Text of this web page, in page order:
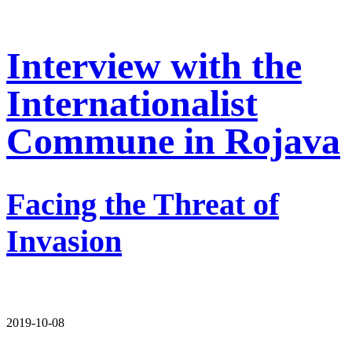
Interview with the
Internationalist
Commune in Rojava
Facing the Threat of
Invasion
2019-10-08